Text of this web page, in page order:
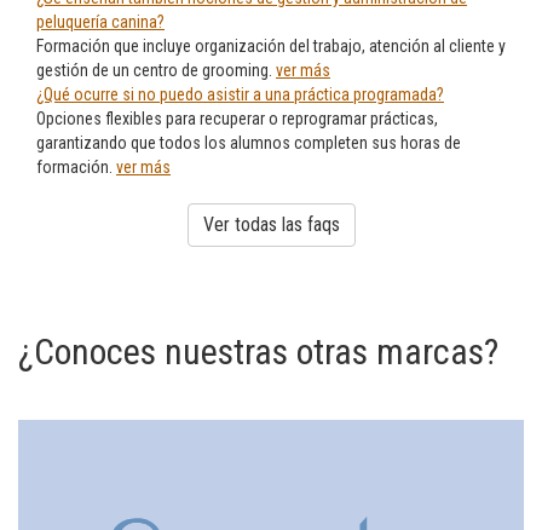
peluquería canina?
Formación que incluye organización del trabajo, atención al cliente y
gestión de un centro de grooming. ver más
¿Qué ocurre si no puedo asistir a una práctica programada?
Opciones flexibles para recuperar o reprogramar prácticas,
garantizando que todos los alumnos completen sus horas de
formación. ver más
Ver todas las faqs
¿Conoces nuestras otras marcas?